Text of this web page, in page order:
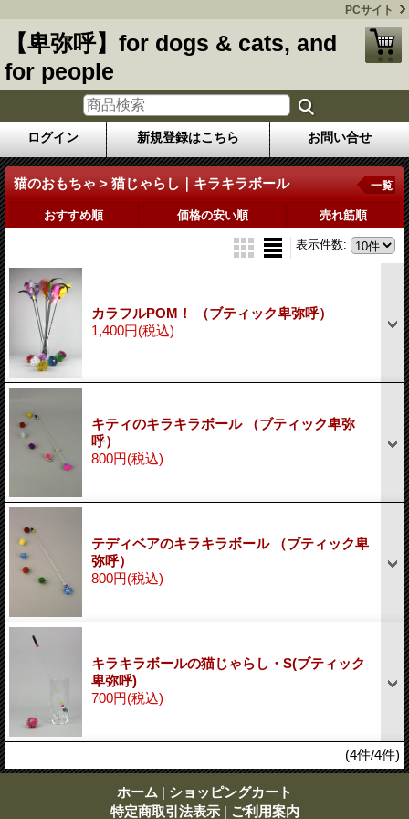
PCサイト
【卑弥呼】for dogs & cats, and
for people
ログイン 新規登録はこちら お問い合せ
猫のおもちゃ > 猫じゃらし｜キラキラボール 一覧
おすすめ順 価格の安い順 売れ筋順
表示件数:
カラフルPOM！ （ブティック卑弥呼）
1,400円(税込)
キティのキラキラボール （ブティック卑弥
呼）
800円(税込)
テディベアのキラキラボール （ブティック卑
弥呼）
800円(税込)
キラキラボールの猫じゃらし・S(ブティック
卑弥呼)
700円(税込)
(4件/4件)
ホーム | ショッピングカート
特定商取引法表示 | ご利用案内